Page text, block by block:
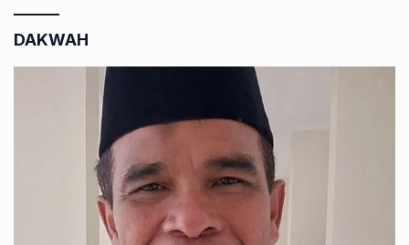
DAKWAH